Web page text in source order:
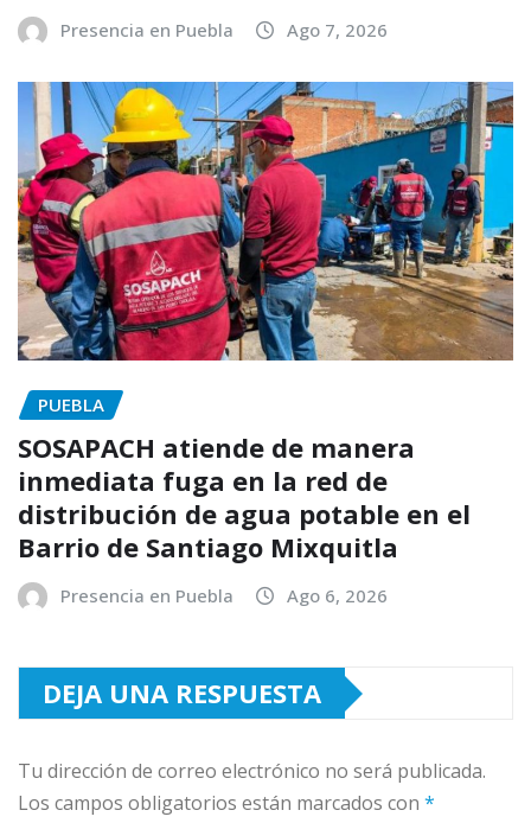
Presencia en Puebla Ago 7, 2026
PUEBLA
SOSAPACH atiende de manera
inmediata fuga en la red de
distribución de agua potable en el
Barrio de Santiago Mixquitla
Presencia en Puebla Ago 6, 2026
DEJA UNA RESPUESTA
Tu dirección de correo electrónico no será publicada.
Los campos obligatorios están marcados con *